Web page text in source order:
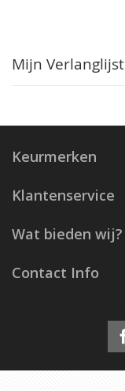
Mijn Verlanglijst
Keurmerken
Klantenservice
Wat bieden wij?
Contact Info